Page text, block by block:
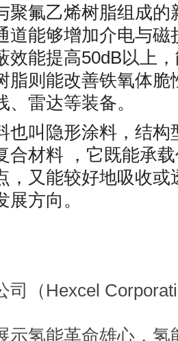
聚氟乙烯树脂组成
道能够增加介电与
效能提高50dB以上
脂则能改善铁氧体
雷达等装备。
也叫隐形涂料，结
合材料 ，它既能承
，又能较好地吸收
方向。
司（Hexcel
示氢能革命雄心，